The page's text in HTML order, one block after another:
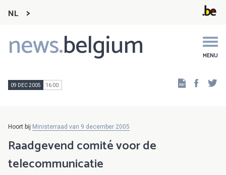
NL
news.belgium MENU
Main
navigation
09 DEC 2005 16:00
Hoort bij Ministerraad van 9 december 2005
Raadgevend comité voor de
telecommunicatie